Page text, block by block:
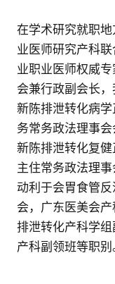
在学术研究就职
业医师研究产科
业职业医师权威
会兼行政副会长
新陈排泄转化病
务常务政法理事
新陈排泄转化复
主住常务政法理
动利于会胃食管
会，广东医美会
排泄转化产科学
产科副领班等职别